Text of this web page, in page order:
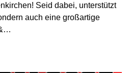
Seid dabei, unterstützt
auch eine großartige